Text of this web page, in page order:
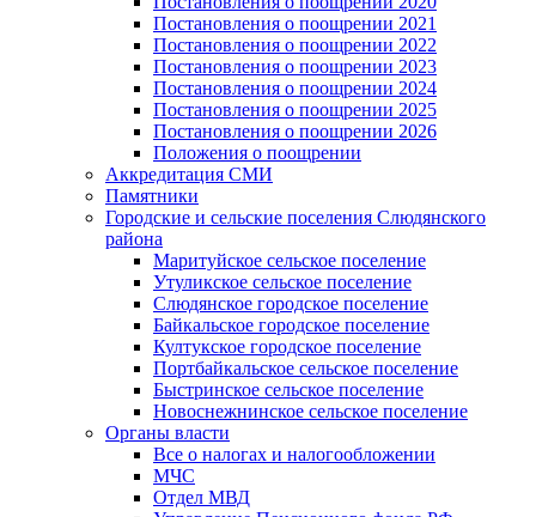
Постановления о поощрении 2021
Постановления о поощрении 2022
Постановления о поощрении 2023
Постановления о поощрении 2024
Постановления о поощрении 2025
Постановления о поощрении 2026
Положения о поощрении
Аккредитация СМИ
Памятники
Городские и сельские поселения Слюдянского
района
Маритуйское сельское поселение
Утуликское сельское поселение
Слюдянское городское поселение
Байкальское городское поселение
Култукское городское поселение
Портбайкальское сельское поселение
Быстринское сельское поселение
Новоснежнинское сельское поселение
Органы власти
Все о налогах и налогообложении
МЧС
Отдел МВД